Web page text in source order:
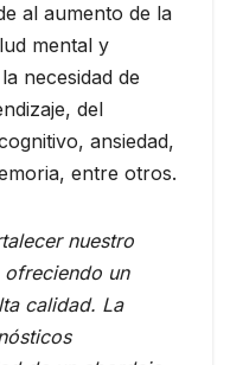
al aumento de la
mental y
necesidad de
del
ansiedad,
entre otros.
nuestro
ofreciendo un
calidad. La